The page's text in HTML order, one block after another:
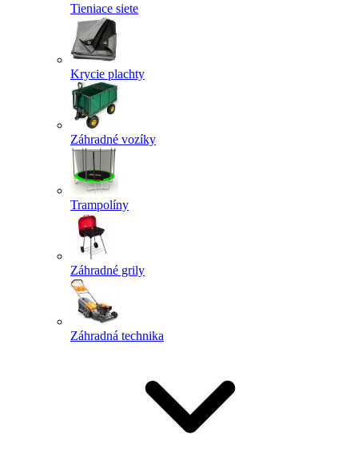
Tieniace siete
Krycie plachty
Záhradné vozíky
Trampolíny
Záhradné grily
Záhradná technika